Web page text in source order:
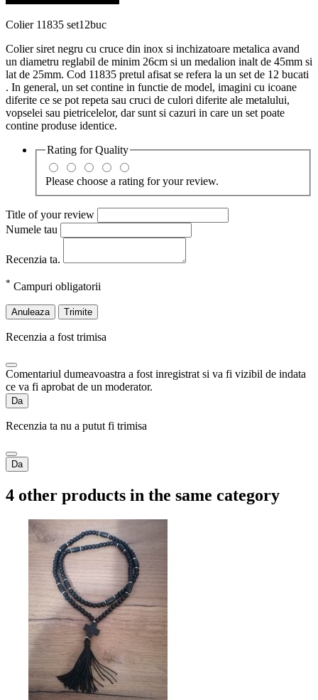
Colier 11835 set12buc
Colier siret negru cu cruce din inox si inchizatoare metalica avand
un diametru reglabil de minim 26cm si un medalion inalt de 45mm si
lat de 25mm. Cod 11835 pretul afisat se refera la un set de 12 bucati
. In general, un set contine in functie de model, imagini cu icoane
diferite ce se pot repeta sau cruci de culori diferite ale metalului,
vopselei sau pietricelelor, dar sunt si cazuri in care un set poate
contine produse identice.
Rating forQuality
Please choose a rating for your review.
Title of your review
Numele tau
Recenzia ta.
* Campuri obligatorii
Anuleaza Trimite
Recenzia a fost trimisa
Comentariul dumeavoastra a fost inregistrat si va fi vizibil de indata
ce va fi aprobat de un moderator.
Da
Recenzia ta nu a putut fi trimisa
Da
4 other products in the same category